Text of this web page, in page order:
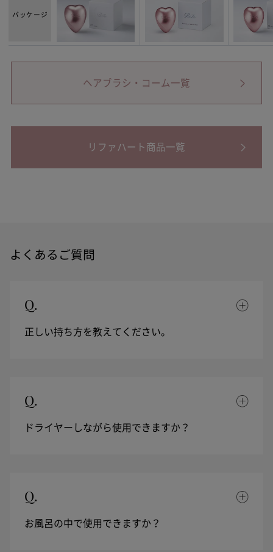
パッケージ
ヘアブラシ・コーム一覧
リファハート商品一覧
よくあるご質問
Q.
正しい持ち方を教えてください。
Q.
ドライヤーしながら使用できますか？
Q.
お風呂の中で使用できますか？